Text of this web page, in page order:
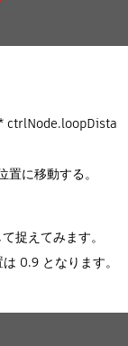
ctrlNode.loopDista
に移動する。
捉えてみます。
0.9 となります。